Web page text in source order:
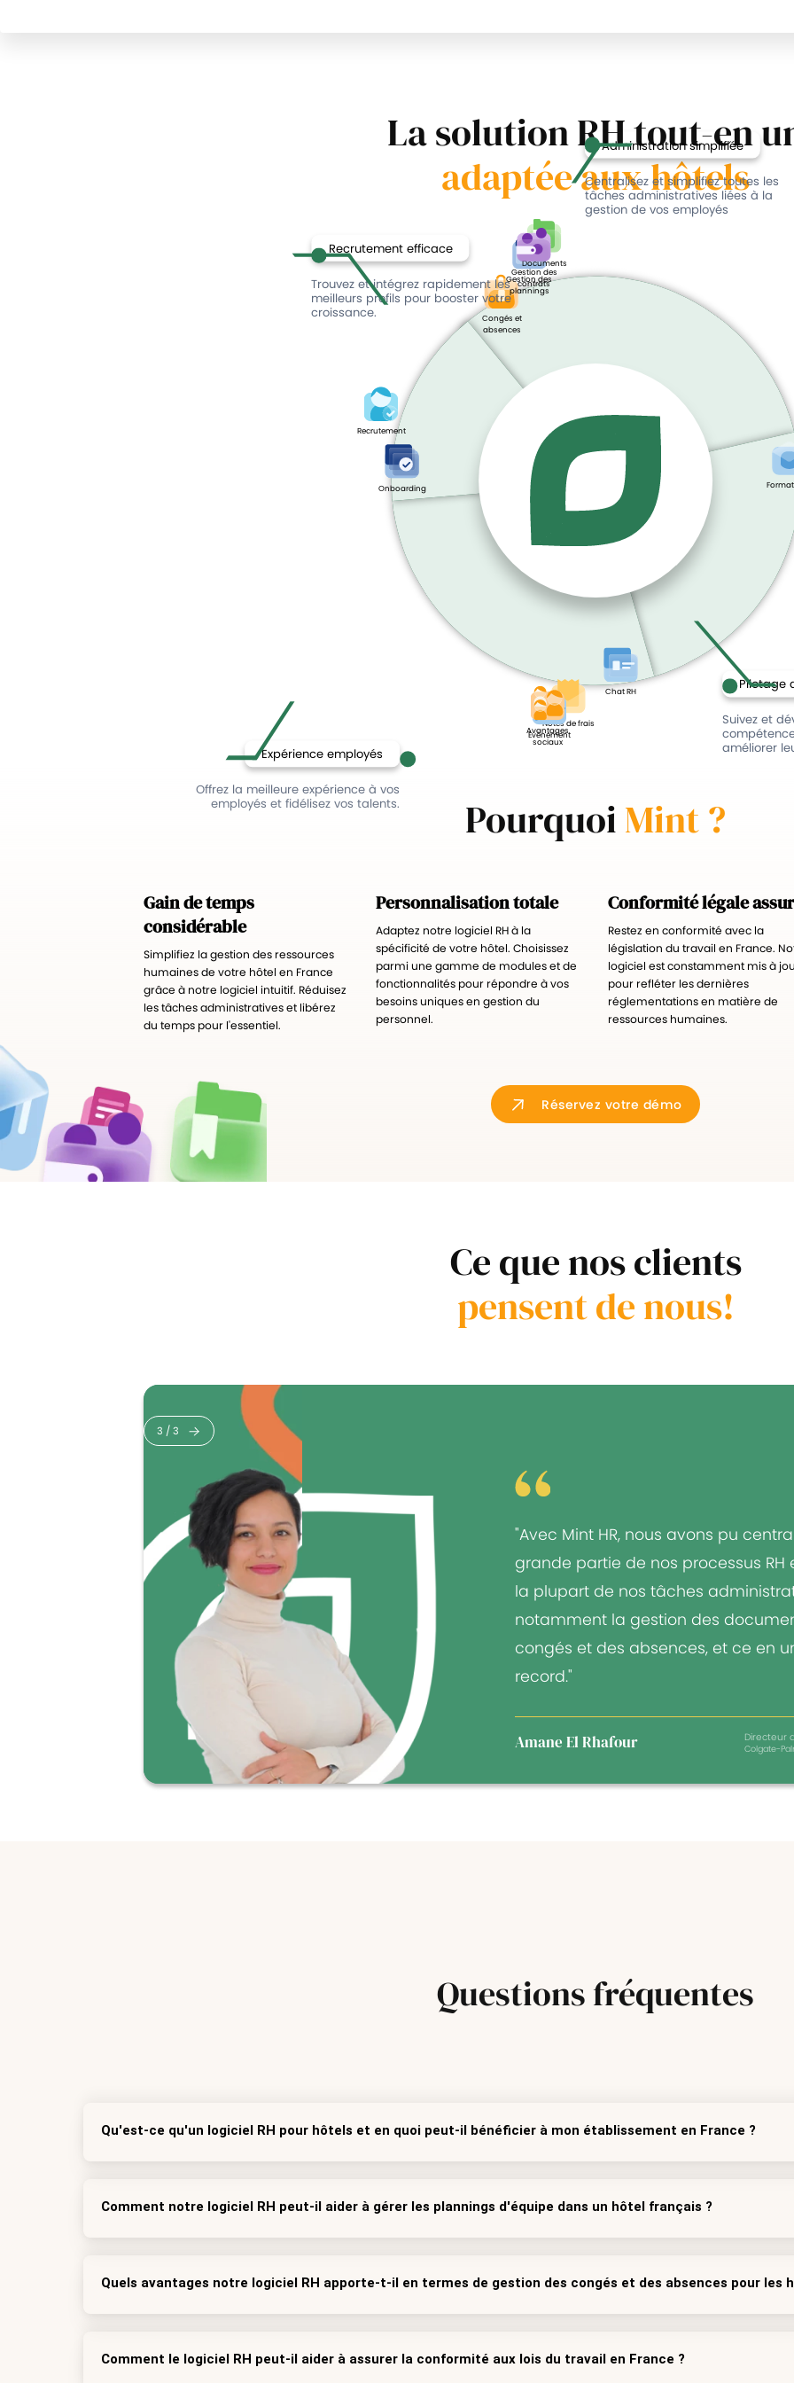
La solution RH tout-en
adaptée aux hôtels
Congés et
absences
Gestion des
plannings
Documents
Gestion des
contrats
Administration simplifiée
Centralisez et simplifiez toutes les
tâches administratives liées à la
gestion de vos employés
Pilotage
Suivez et
améliorer
Chat RH
Notes de frais
Évènement
Avantages
sociaux
Expérience employés
Offrez la meilleure expérience à vos
employés et fidélisez vos talents.
Onboarding
Recrutement
Recrutement efficace
Trouvez et intégrez rapidement les
meilleurs profils pour booster votre
croissance.
PourquoiMint ?
Gain de temps
considérable
Simplifiez la gestion des ressources
humaines de votre hôtel en France
grâce à notre logiciel intuitif. Réduisez
les tâches administratives et libérez
du temps pour l'essentiel.
Personnalisation totale
Adaptez notre logiciel RH à la
spécificité de votre hôtel. Choisissez
parmi une gamme de modules et de
fonctionnalités pour répondre à vos
besoins uniques en gestion du
personnel.
Conformité légale
Restez en conformité avec la
législation du travail en France.
logiciel est constamment mis à
pour refléter les dernières
réglementations en matière de
ressources humaines.
Réservez votre démo
Ce que nos clients
pensent de nous!
3 /3
"Avec Mint HR, nous avons pu
grande partie de nos processus RH
la plupart de nos tâches
notamment la gestion des
congés et des absences, et ce en
record."
Amane El Rhafour Directeur
Colgate-
Questionsfréquentes
Qu'est-ce qu'un logiciel RH pour hôtels et en quoi peut-il bénéficier à mon établissement en France ?
Comment notre logiciel RH peut-il aider à gérer les plannings d'équipe dans un hôtel français ?
Quels avantages notre logiciel RH apporte-t-il en termes de gestion des congés et des absences pour les
Comment le logiciel RH peut-il aider à assurer la conformité aux lois du travail en France ?